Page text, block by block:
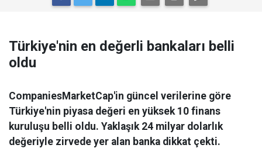
Türkiye'nin en değerli bankaları belli
oldu
CompaniesMarketCap'in güncel verilerine göre
Türkiye'nin piyasa değeri en yüksek 10 finans
kuruluşu belli oldu. Yaklaşık 24 milyar dolarlık
değeriyle zirvede yer alan banka dikkat çekti.